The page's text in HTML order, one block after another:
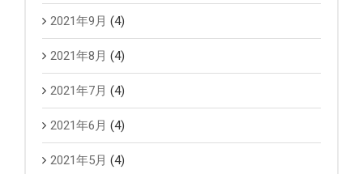
2021年9月 (4)
2021年8月 (4)
2021年7月 (4)
2021年6月 (4)
2021年5月 (4)